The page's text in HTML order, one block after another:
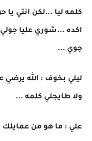
كلمه ليا ...لكن انتي
اكده ...شوري عليا
جوي ...
ليلي بخوف : الله
ولا طايجلي كلمه ...
علي : ما هو من